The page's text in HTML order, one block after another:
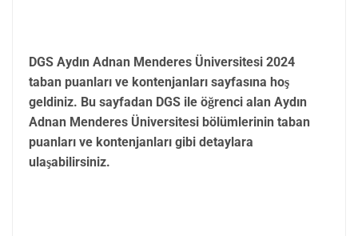
DGS Aydın Adnan Menderes Üniversitesi 2024
taban puanları ve kontenjanları sayfasına hoş
geldiniz. Bu sayfadan DGS ile öğrenci alan Aydın
Adnan Menderes Üniversitesi bölümlerinin taban
puanları ve kontenjanları gibi detaylara
ulaşabilirsiniz.